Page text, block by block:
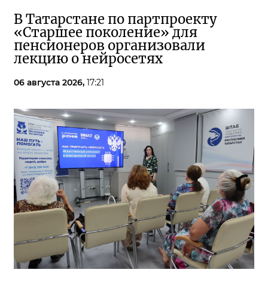
В Татарстане по партпроекту
«Старшее поколение» для
пенсионеров организовали
лекцию о нейросетях
06 августа 2026, 17:21